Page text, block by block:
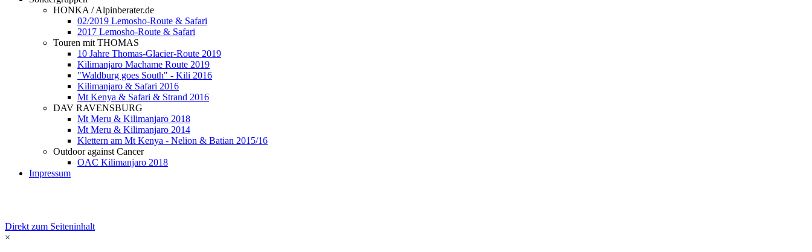
HONKA / Alpinberater.de
02/2019 Lemosho-Route & Safari
2017 Lemosho-Route & Safari
Touren mit THOMAS
10 Jahre Thomas-Glacier-Route 2019
Kilimanjaro Machame Route 2019
"Waldburg goes South" - Kili 2016
Kilimanjaro & Safari 2016
Mt Kenya & Safari & Strand 2016
DAV RAVENSBURG
Mt Meru & Kilimanjaro 2018
Mt Meru & Kilimanjaro 2014
Klettern am Mt Kenya - Nelion & Batian 2015/16
Outdoor against Cancer
OAC Kilimanjaro 2018
Impressum
Direkt zum Seiteninhalt
×